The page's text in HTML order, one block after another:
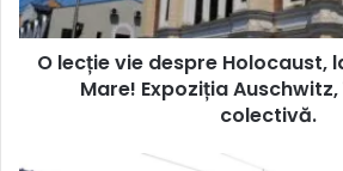
O lecție vie despre Holocaust,
Mare! Expoziția
colectivă.